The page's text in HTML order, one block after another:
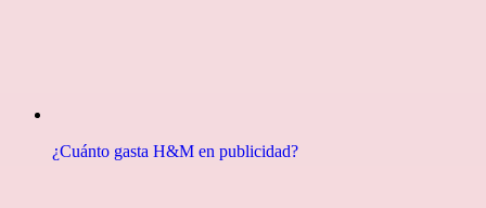
¿Cuánto gasta H&M en publicidad?